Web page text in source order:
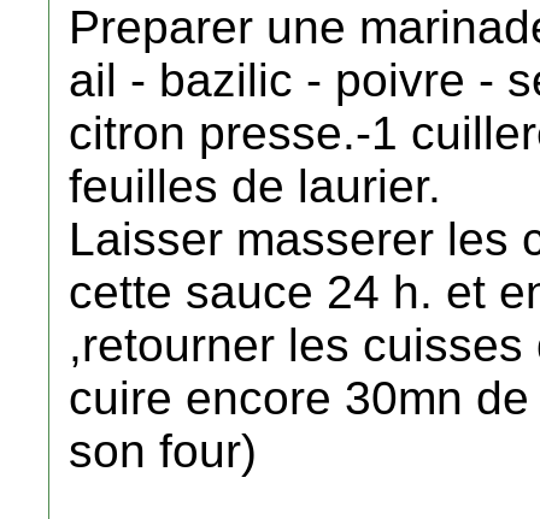
Preparer une
ail - bazilic - poivre -
citron presse.-1
feuilles de laurier.
Laisser masserer les
cette sauce 24 h. et
,retourner les
cuire encore 30mn
son four)